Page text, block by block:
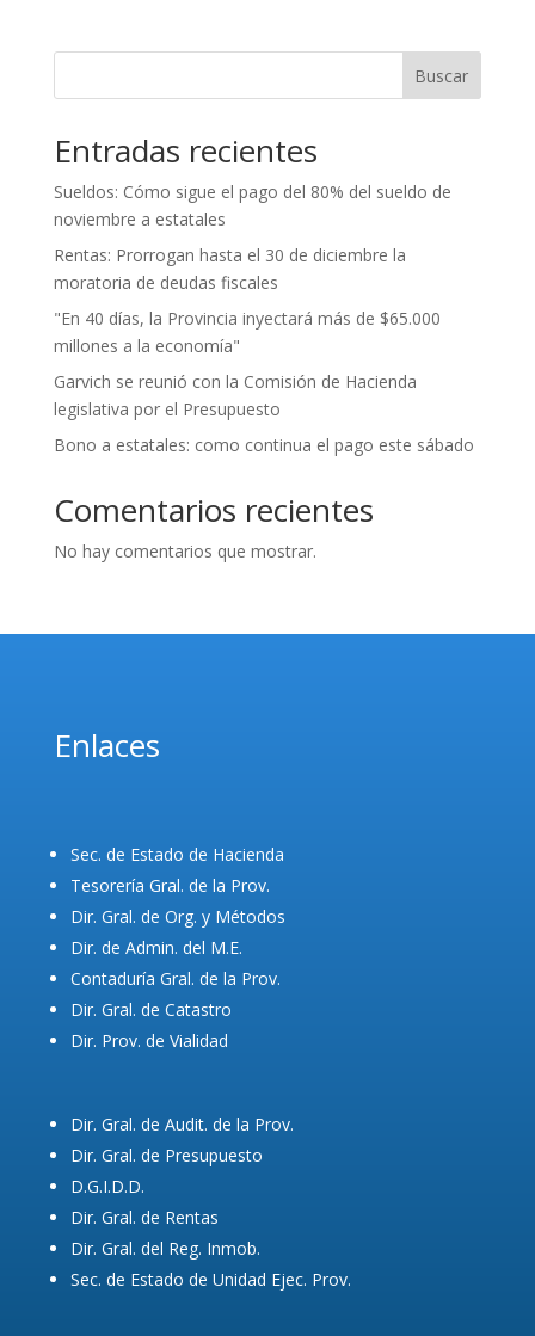
Buscar
Entradas recientes
Sueldos: Cómo sigue el pago del 80% del sueldo de
noviembre a estatales
Rentas: Prorrogan hasta el 30 de diciembre la
moratoria de deudas fiscales
"En 40 días, la Provincia inyectará más de $65.000
millones a la economía"
Garvich se reunió con la Comisión de Hacienda
legislativa por el Presupuesto
Bono a estatales: como continua el pago este sábado
Comentarios recientes
No hay comentarios que mostrar.
Enlaces
Sec. de Estado de Hacienda
Tesorería Gral. de la Prov.
Dir. Gral. de Org. y Métodos
Dir. de Admin. del M.E.
Contaduría Gral. de la Prov.
Dir. Gral. de Catastro
Dir. Prov. de Vialidad
Dir. Gral. de Audit. de la Prov.
Dir. Gral. de Presupuesto
D.G.I.D.D.
Dir. Gral. de Rentas
Dir. Gral. del Reg. Inmob.
Sec. de Estado de Unidad Ejec. Prov.